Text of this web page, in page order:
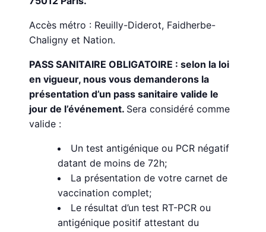
Accès métro : Reuilly-Diderot, Faidherbe-
Chaligny et Nation.
PASS SANITAIRE OBLIGATOIRE : selon la loi
en vigueur, nous vous demanderons la
présentation d’un pass sanitaire valide le
jour de l’événement. Sera considéré comme
valide :
Un test antigénique ou PCR négatif
datant de moins de 72h;
La présentation de votre carnet de
vaccination complet;
Le résultat d’un test RT-PCR ou
antigénique positif attestant du